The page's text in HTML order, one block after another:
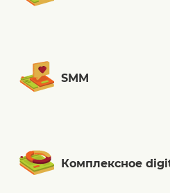
SMM
Комплексное